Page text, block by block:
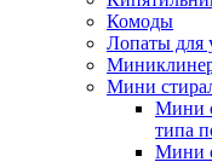
Комоды
Лопаты для
Мини
Мини
типа
Мини